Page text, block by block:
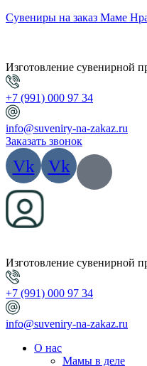
Сувениры на заказ Маме
Изготовление сувенирной
+7 (991) 000 97 34
info@suveniry-na-zakaz.ru
Заказать звонок
Vk Vk
Изготовление сувенирной
+7 (991) 000 97 34
info@suveniry-na-zakaz.ru
О нас
Мамы в деле